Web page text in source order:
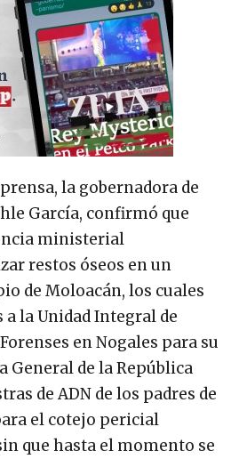
la gobernadora de
García, confirmó que
ministerial
restos óseos en un
de Moloacán, los cuales
la Unidad Integral de
en Nogales para su
General de la República
de ADN de los padres de
el cotejo pericial
que hasta el momento se